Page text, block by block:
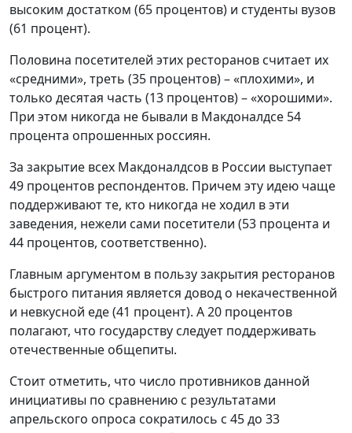
высоким достатком (65 процентов) и студенты вузов
(61 процент).
Половина посетителей этих ресторанов считает их
«средними», треть (35 процентов) – «плохими», и
только десятая часть (13 процентов) – «хорошими».
При этом никогда не бывали в Макдоналдсе 54
процента опрошенных россиян.
За закрытие всех Макдоналдсов в России выступает
49 процентов респондентов. Причем эту идею чаще
поддерживают те, кто никогда не ходил в эти
заведения, нежели сами посетители (53 процента и
44 процентов, соответственно).
Главным аргументом в пользу закрытия ресторанов
быстрого питания является довод о некачественной
и невкусной еде (41 процент). А 20 процентов
полагают, что государству следует поддерживать
отечественные общепиты.
Стоит отметить, что число противников данной
инициативы по сравнению с результатами
апрельского опроса сократилось с 45 до 33